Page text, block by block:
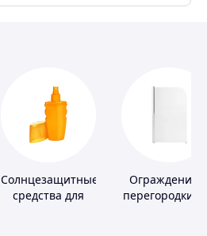
Солнцезащитные
средства для
Ограждения
перегородки